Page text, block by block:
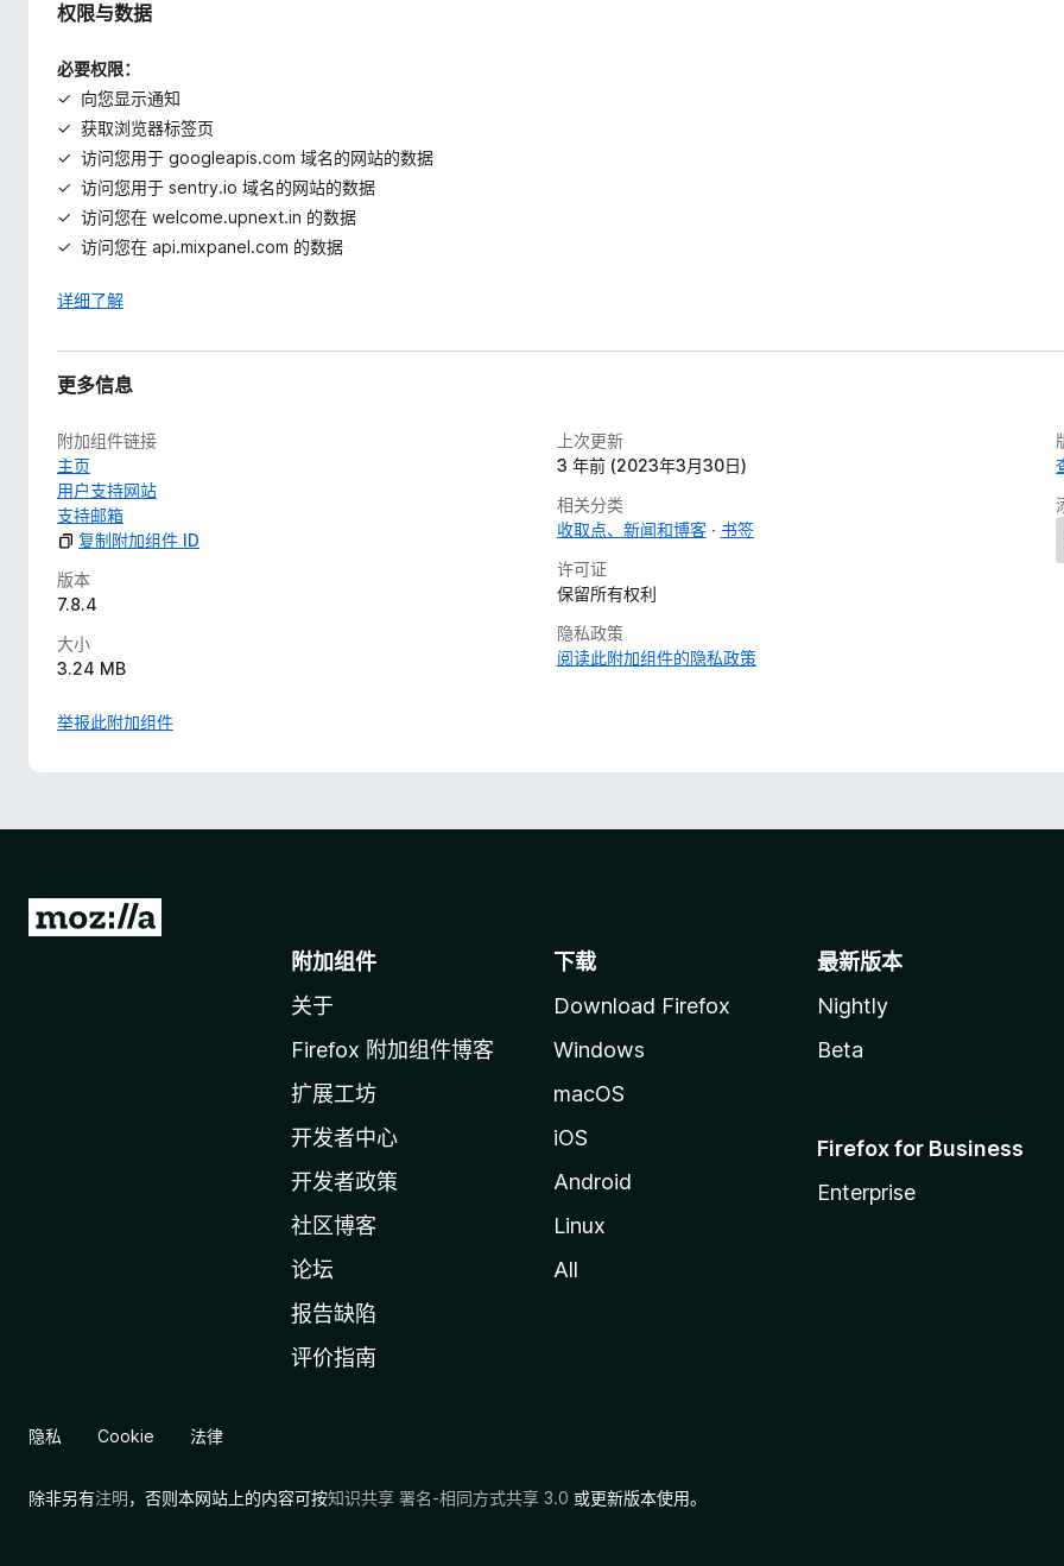
权限与数据
必要权限：
向您显示通知
获取浏览器标签页
访问您用于 googleapis.com 域名的网站的数据
访问您用于 sentry.io 域名的网站的数据
访问您在 welcome.upnext.in 的数据
访问您在 api.mixpanel.com 的数据
详细了解
更多信息
附加组件链接
主页
用户支持网站
支持邮箱
复制附加组件 ID
版本
7.8.4
大小
3.24 MB
上次更新
3 年前 (2023年3月30日)
相关分类
收取点、新闻和博客
书签
许可证
保留所有权利
隐私政策
阅读此附加组件的隐私政策
举报此附加组件
转
附加组件
关于
Firefox 附加组件博客
扩展工坊
开发者中心
开发者政策
社区博客
论坛
报告缺陷
评价指南
下载
Download Firefox
Windows
macOS
iOS
Android
Linux
All
最新版本
Nightly
Beta
Firefox for Business
Enterprise
隐私 Cookie 法律
除非另有注明，否则本网站上的内容可按知识共享 署名-相同方式共享 3.0 或更新版本使用。